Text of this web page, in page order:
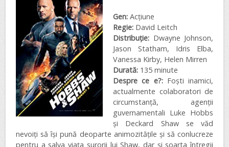
Gen: Acțiune
Regie: David Leitch
Distribuţie: Dwayne Johnson,
Jason Statham, Idris Elba,
Vanessa Kirby, Helen Mirren
Durată: 135 minute
Despre ce e?:Foști inamici,
actualmente colaboratori de
circumstanță, agenții
guvernamentali Luke Hobbs
și Deckard Shaw se văd
nevoiți să își pună deoparte animozitățile și să conlucreze
pentru a salva viața surorii lui Shaw, dar și soarta întregii